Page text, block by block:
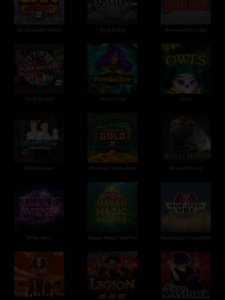
San Quentin xWays Rock Botto Remember Gulag
Punk Rocker Poison Eve Owls
Oktoberfest Monkeys Gold xPays Misery Mining
Milky Ways Mayan Magic Wildfire Manhattan Goes Wild